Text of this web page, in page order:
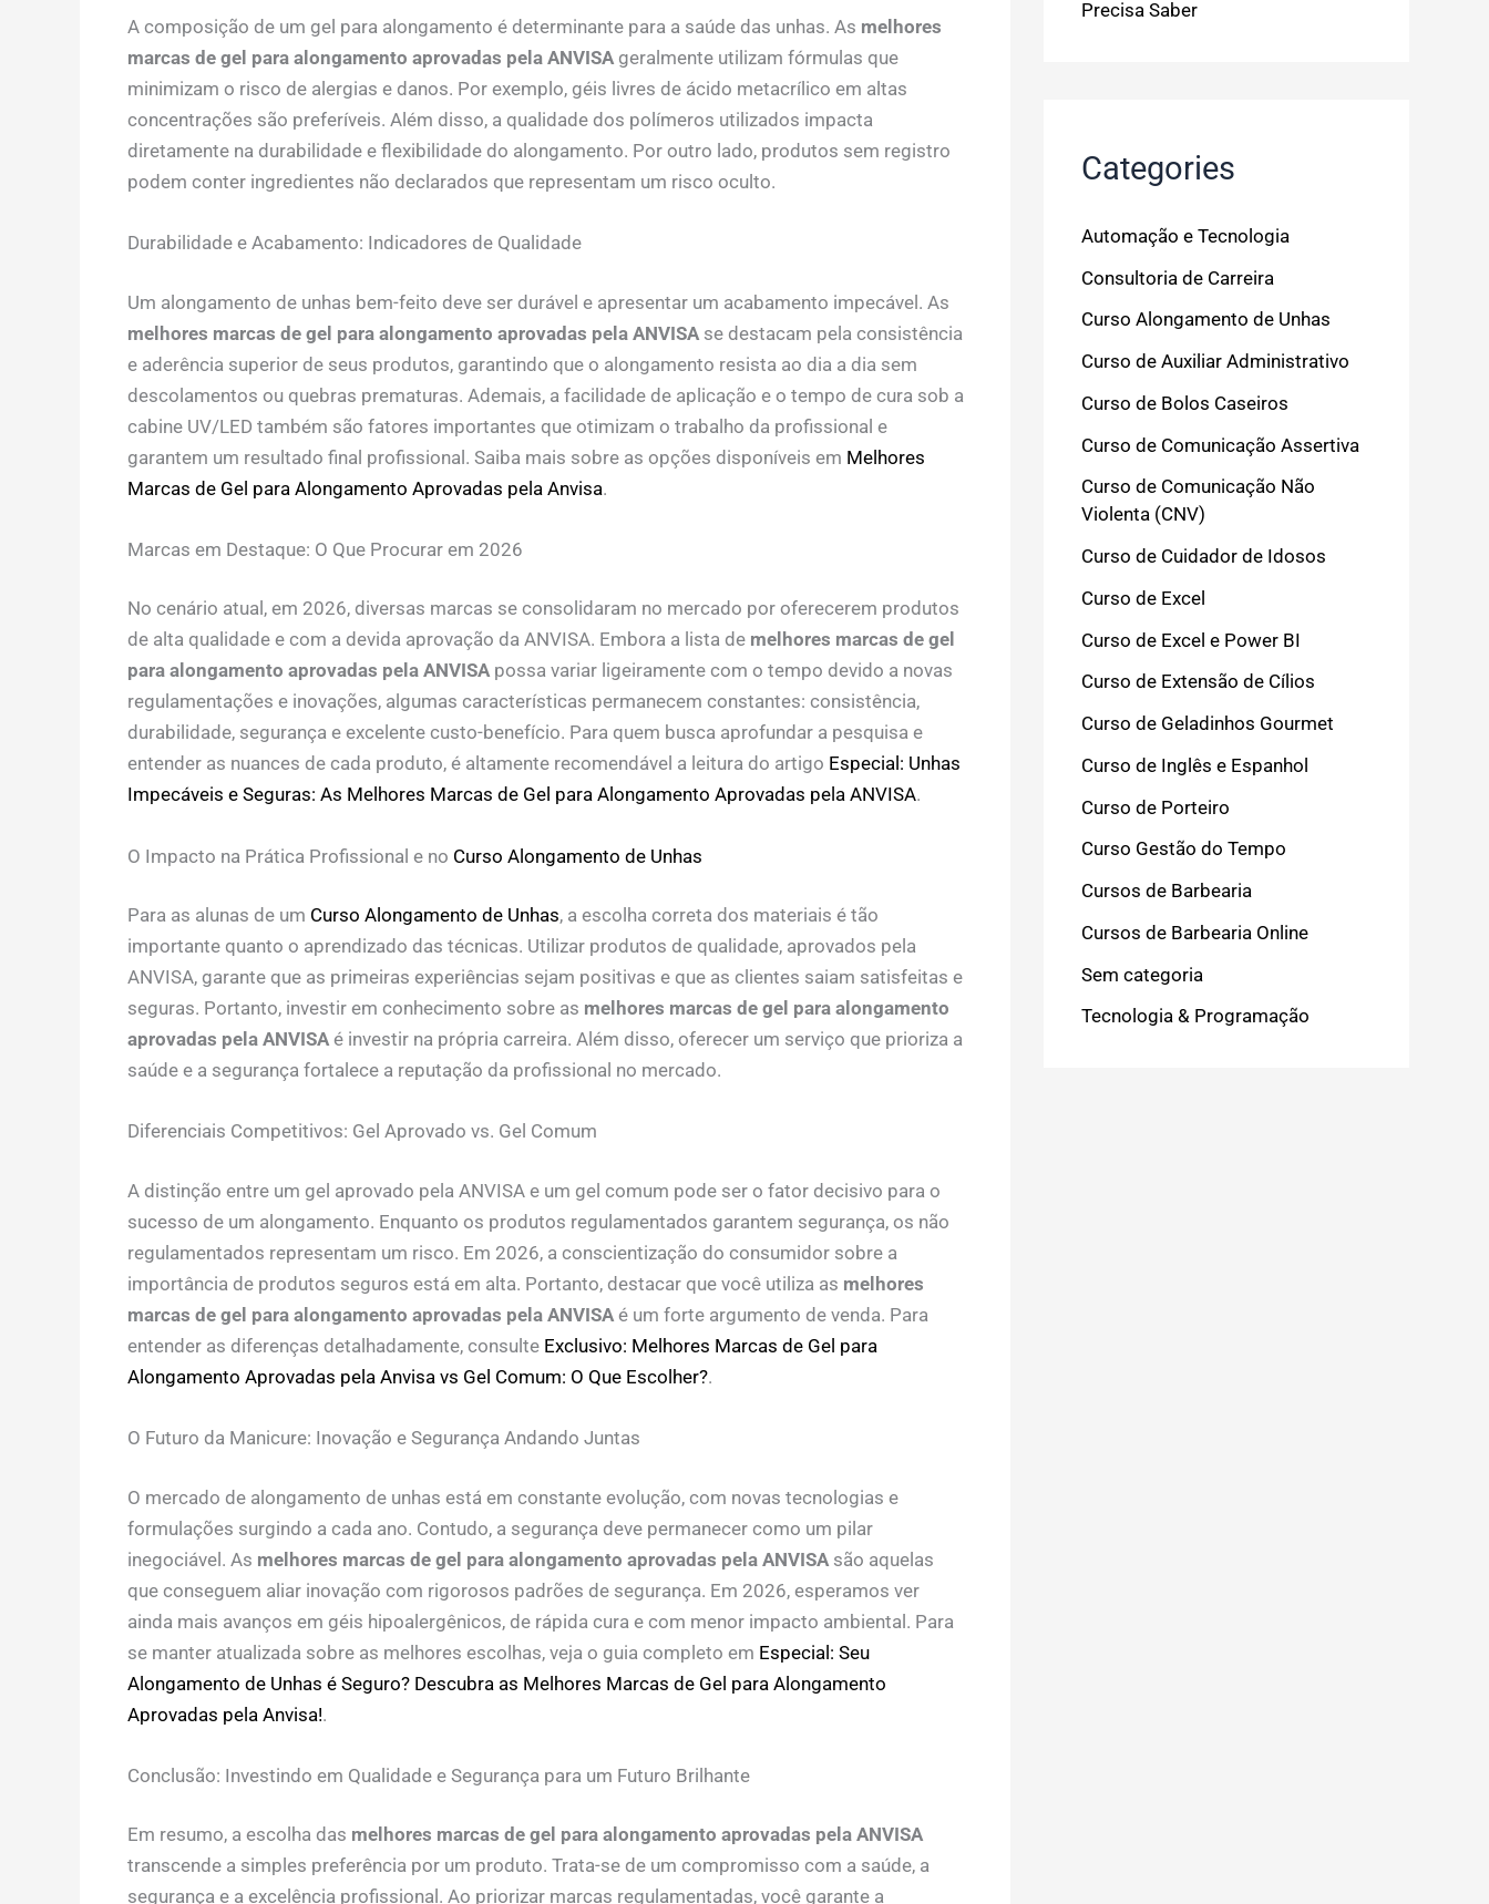
A composição de um gel para alongamento é determinante para a saúde das unhas. As melhores
marcas de gel para alongamento aprovadas pela ANVISAgeralmente utilizam fórmulas que
minimizam o risco de alergias e danos. Por exemplo, géis livres de ácido metacrílico em altas
concentrações são preferíveis. Além disso, a qualidade dos polímeros utilizados impacta
diretamente na durabilidade e flexibilidade do alongamento. Por outro lado, produtos sem registro
podem conter ingredientes não declarados que representam um risco oculto.
Durabilidade e Acabamento: Indicadores de Qualidade
Um alongamento de unhas bem-feito deve ser durável e apresentar um acabamento impecável. As
melhores marcas de gel para alongamento aprovadas pela ANVISAse destacam pela consistência
e aderência superior de seus produtos, garantindo que o alongamento resista ao dia a dia sem
descolamentos ou quebras prematuras. Ademais, a facilidade de aplicação e o tempo de cura sob a
cabine UV/LED também são fatores importantes que otimizam o trabalho da profissional e
garantem um resultado final profissional. Saiba mais sobre as opções disponíveis em Melhores
Marcas de Gel para Alongamento Aprovadas pela Anvisa.
Marcas em Destaque: O Que Procurar em 2026
No cenário atual, em 2026, diversas marcas se consolidaram no mercado por oferecerem produtos
de alta qualidade e com a devida aprovação da ANVISA. Embora a lista de melhores marcas de gel
para alongamento aprovadas pela ANVISApossa variar ligeiramente com o tempo devido a novas
regulamentações e inovações, algumas características permanecem constantes: consistência,
durabilidade, segurança e excelente custo-benefício. Para quem busca aprofundar a pesquisa e
entender as nuances de cada produto, é altamente recomendável a leitura do artigo Especial: Unhas
Impecáveis e Seguras: As Melhores Marcas de Gel para Alongamento Aprovadas pela ANVISA.
O Impacto na Prática Profissional e no Curso Alongamento de Unhas
Para as alunas de um Curso Alongamento de Unhas, a escolha correta dos materiais é tão
importante quanto o aprendizado das técnicas. Utilizar produtos de qualidade, aprovados pela
ANVISA, garante que as primeiras experiências sejam positivas e que as clientes saiam satisfeitas e
seguras. Portanto, investir em conhecimento sobre as melhores marcas de gel para alongamento
aprovadas pela ANVISAé investir na própria carreira. Além disso, oferecer um serviço que prioriza a
saúde e a segurança fortalece a reputação da profissional no mercado.
Diferenciais Competitivos: Gel Aprovado vs. Gel Comum
A distinção entre um gel aprovado pela ANVISA e um gel comum pode ser o fator decisivo para o
sucesso de um alongamento. Enquanto os produtos regulamentados garantem segurança, os não
regulamentados representam um risco. Em 2026, a conscientização do consumidor sobre a
importância de produtos seguros está em alta. Portanto, destacar que você utiliza as melhores
marcas de gel para alongamento aprovadas pela ANVISAé um forte argumento de venda. Para
entender as diferenças detalhadamente, consulte Exclusivo: Melhores Marcas de Gel para
Alongamento Aprovadas pela Anvisa vs Gel Comum: O Que Escolher?.
O Futuro da Manicure: Inovação e Segurança Andando Juntas
O mercado de alongamento de unhas está em constante evolução, com novas tecnologias e
formulações surgindo a cada ano. Contudo, a segurança deve permanecer como um pilar
inegociável. As melhores marcas de gel para alongamento aprovadas pela ANVISAsão aquelas
que conseguem aliar inovação com rigorosos padrões de segurança. Em 2026, esperamos ver
ainda mais avanços em géis hipoalergênicos, de rápida cura e com menor impacto ambiental. Para
se manter atualizada sobre as melhores escolhas, veja o guia completo em Especial: Seu
Alongamento de Unhas é Seguro? Descubra as Melhores Marcas de Gel para Alongamento
Aprovadas pela Anvisa!.
Conclusão: Investindo em Qualidade e Segurança para um Futuro Brilhante
Em resumo, a escolha das melhores marcas de gel para alongamento aprovadas pela ANVISA
transcende a simples preferência por um produto. Trata-se de um compromisso com a saúde, a
segurança e a excelência profissional. Ao priorizar marcas regulamentadas, você garante a
Precisa Saber
Categories
Automação e Tecnologia
Consultoria de Carreira
Curso Alongamento de Unhas
Curso de Auxiliar Administrativo
Curso de Bolos Caseiros
Curso de Comunicação Assertiva
Curso de Comunicação Não
Violenta (CNV)
Curso de Cuidador de Idosos
Curso de Excel
Curso de Excel e Power BI
Curso de Extensão de Cílios
Curso de Geladinhos Gourmet
Curso de Inglês e Espanhol
Curso de Porteiro
Curso Gestão do Tempo
Cursos de Barbearia
Cursos de Barbearia Online
Sem categoria
Tecnologia & Programação